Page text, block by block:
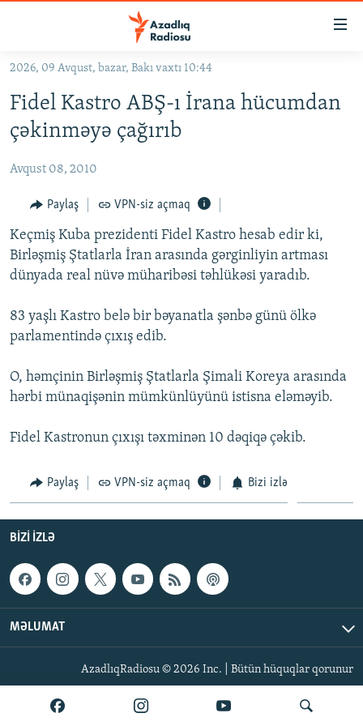
Əsas
qayıt
Əsas
naviqasiyaya
qayıt
KORRUPSIOMETR
#ƏSLINDƏ
FƏRQƏ BAX
QANUNI DOĞRU
ARAŞDIRMA
VIDEO
İNFOQRAFIKA
RADIO ARXIV
AZƏRBAYCAN ƏDƏBIYYATI KITABXANASI
İSLAM VƏ DEMOKRATIYA
İZ - MƏDƏNIYYƏT PROQRAMI
MISSIYAMIZ
PEŞƏ ETIKASI VƏ JURNALISTIKA STANDARTLARIMIZ
MATERIALLARIMIZDAN ISTIFADƏ
BIZI IZLƏ
2026, 09 Avqust, bazar, Bakı vaxtı 10:44
Fidel Kastro ABŞ-ı İrana hücumdan
çəkinməyə çağırıb
Avqust 08, 2010
Paylaş VPN-siz açmaq
Keçmiş Kuba prezidenti Fidel Kastro hesab edir ki,
Birləşmiş Ştatlarla İran arasında gərginliyin artması
dünyada real nüvə müharibəsi təhlükəsi yaradıb.
83 yaşlı Kastro belə bir bəyanatla şənbə günü ölkə
parlamentində çıxış edib.
O, həmçinin Birləşmiş Ştatlarla Şimali Koreya arasında
hərbi münaqişənin mümkünlüyünü istisna eləməyib.
Fidel Kastronun çıxışı təxminən 10 dəqiqə çəkib.
Paylaş VPN-siz açmaq Bizi izlə
BIZI IZLƏ
MƏLUMAT
AzadlıqRadiosu © 2026 Inc. | Bütün hüquqlar qorunur